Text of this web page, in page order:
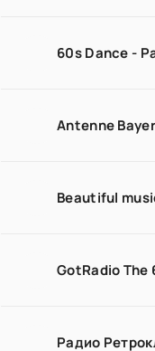
60s Dance -
Antenne
Beautiful
GotRadio The
Радио